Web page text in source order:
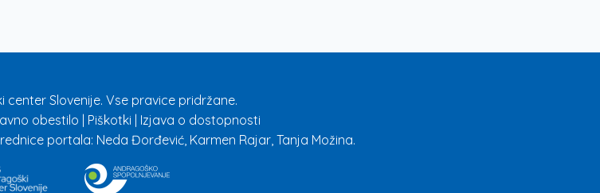
center Slovenije. Vse pravice pridržane.
obestilo Piškotki
Izjava o dostopnosti
portala: Neda Đorđević, Karmen Rajar, Tanja Možina.